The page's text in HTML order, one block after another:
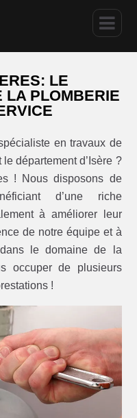
LE
LA PLOMBERIE
en travaux de
département d’Isère ?
! Nous disposons de
d’une riche
à améliorer leur
de notre équipe et à
le domaine de la
occuper de plusieurs
!